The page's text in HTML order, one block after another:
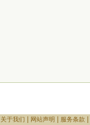
关于我们 网站声明 服务条款